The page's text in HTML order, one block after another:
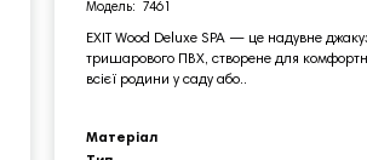
7461
EXIT Wood Deluxe SPA — це надувне
тришарового ПВХ, створене для
всієї родини у саду або..
Матеріал